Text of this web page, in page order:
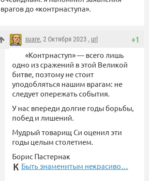
врагов до «контрнаступа».
+1
suare, 2 Октября 2023 , url
«Контрнаступ» — всего лишь
одно из сражений в этой Великой
битве, поэтому не стоит
уподобляться нашим врагам: не
следует опережать события.
У нас впереди долгие годы борьбы,
побед и лишений.
Мудрый товарищ Си оценил эти
годы целым столетием.
Борис Пастернак
Быть знаменитым некрасиво…